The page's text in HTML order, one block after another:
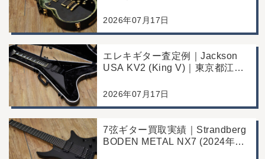
り店舗にて買取
2026年07月17日
エレキギター査定例｜Jackson
USA KV2 (King V)｜東京都江戸
2026年07月17日
7弦ギター買取実績｜Strandberg
BODEN METAL NX7 (2024年製)